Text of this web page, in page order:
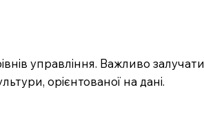
управління. Важливо залучати
орієнтованої на дані.